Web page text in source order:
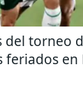
del torneo
en